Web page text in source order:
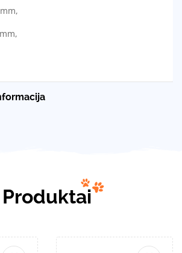
Produktai